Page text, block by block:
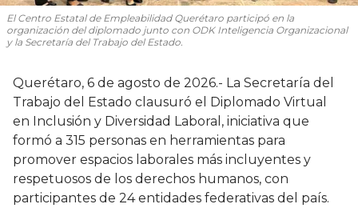
El Centro Estatal de Empleabilidad Querétaro participó en la
organización del diplomado junto con ODK Inteligencia Organizacional
y la Secretaría del Trabajo del Estado.
Querétaro, 6 de agosto de 2026.- La Secretaría del
Trabajo del Estado clausuró el Diplomado Virtual
en Inclusión y Diversidad Laboral, iniciativa que
formó a 315 personas en herramientas para
promover espacios laborales más incluyentes y
respetuosos de los derechos humanos, con
participantes de 24 entidades federativas del país.